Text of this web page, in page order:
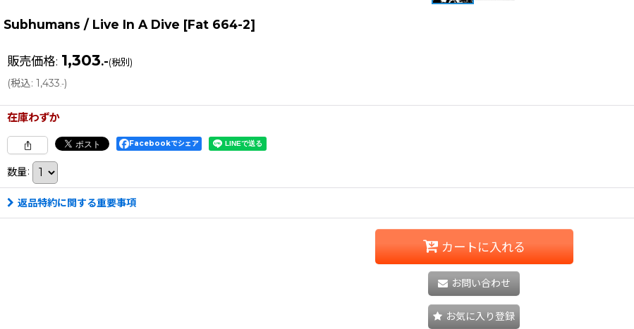
Subhumans / Live In A Dive [Fat 664-2]
販売価格: 1,303.-(税別)
(税込: 1,433.-)
在庫わずか
Facebookでシェア
数量:
返品特約に関する重要事項
カートに入れる
お問い合わせ
お気に入り登録